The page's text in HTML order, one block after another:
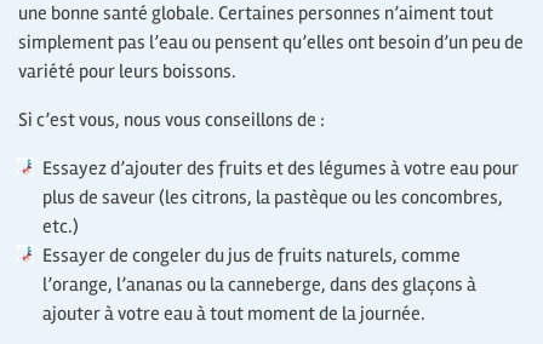
une bonne santé globale. Certaines personnes n’aiment tout
simplement pas l’eau ou pensent qu’elles ont besoin d’un peu de
variété pour leurs boissons.
Si c’est vous, nous vous conseillons de :
Essayez d’ajouter des fruits et des légumes à votre eau pour
plus de saveur (les citrons, la pastèque ou les concombres,
etc.)
Essayer de congeler du jus de fruits naturels, comme
l’orange, l’ananas ou la canneberge, dans des glaçons à
ajouter à votre eau à tout moment de la journée.